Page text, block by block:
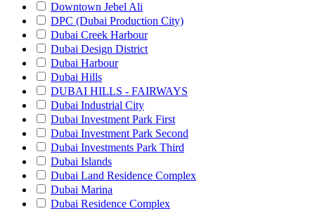
Downtown Jebel Ali
DPC (Dubai Production City)
Dubai Creek Harbour
Dubai Design District
Dubai Harbour
Dubai Hills
DUBAI HILLS - FAIRWAYS
Dubai Industrial City
Dubai Investment Park First
Dubai Investment Park Second
Dubai Investments Park Third
Dubai Islands
Dubai Land Residence Complex
Dubai Marina
Dubai Residence Complex